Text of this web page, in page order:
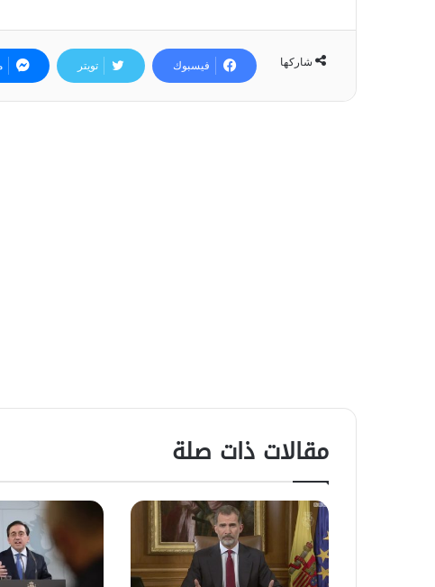
شاركها فيسبوك تويتر
مقالات ذات صلة